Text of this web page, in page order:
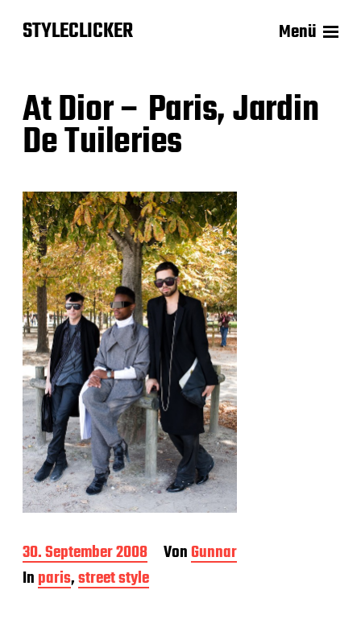
STYLECLICKER Menü
At Dior – Paris, Jardin
De Tuileries
B
e
i
30. September 2008 VonGunnar
Inparis,street style